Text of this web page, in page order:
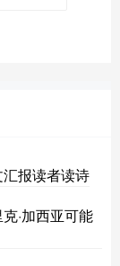
报读者读诗
·加西亚可能